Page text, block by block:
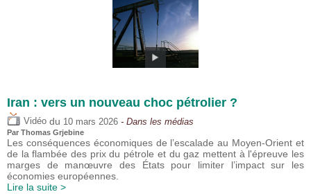
Iran : vers un nouveau choc pétrolier ?
Vidéo du 10 mars 2026 - Dans les médias
Par Thomas Grjebine
Les conséquences économiques de l’escalade au Moyen-Orient et
de la flambée des prix du pétrole et du gaz mettent à l'épreuve les
marges de manœuvre des États pour limiter l’impact sur les
économies européennes.
Lire la suite >